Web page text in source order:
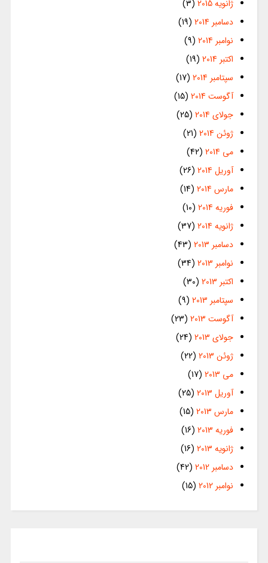
ژانویه 2015
(3)
دسامبر 2014
(19)
نوامبر 2014
(9)
اکتبر 2014
(19)
سپتامبر 2014
(17)
آگوست 2014
(15)
جولای 2014
(25)
ژوئن 2014
(21)
می 2014
(42)
آوریل 2014
(26)
مارس 2014
(14)
فوریه 2014
(10)
ژانویه 2014
(37)
دسامبر 2013
(43)
نوامبر 2013
(34)
اکتبر 2013
(30)
سپتامبر 2013
(9)
آگوست 2013
(23)
جولای 2013
(24)
ژوئن 2013
(22)
می 2013
(17)
آوریل 2013
(25)
مارس 2013
(15)
فوریه 2013
(16)
ژانویه 2013
(16)
دسامبر 2012
(42)
نوامبر 2012
(15)